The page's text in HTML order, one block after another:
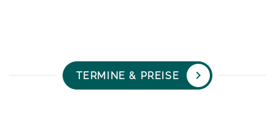
TERMINE & PREISE